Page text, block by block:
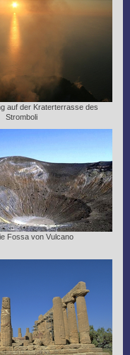
auf der Kraterterrasse des
Stromboli
Fossa von Vulcano